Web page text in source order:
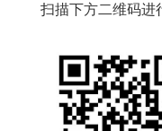
扫描下方二维码进